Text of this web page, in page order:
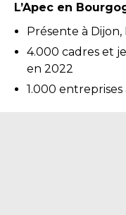
L’Apec en
Présente à
4.000 cadres et
en 2022
1.000